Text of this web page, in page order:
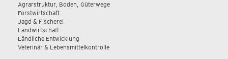
Agrarstruktur, Boden, Güterwege
Forstwirtschaft
Jagd & Fischerei
Landwirtschaft
Ländliche Entwicklung
Veterinär & Lebensmittelkontrolle